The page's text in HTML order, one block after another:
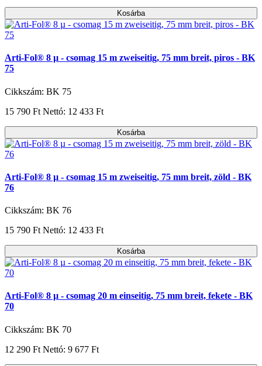
Kosárba
Arti-Fol® 8 µ - csomag 15 m zweiseitig, 75 mm breit, piros - BK
75
Cikkszám: BK 75
15 790 Ft Nettó: 12 433 Ft
Kosárba
Arti-Fol® 8 µ - csomag 15 m zweiseitig, 75 mm breit, zöld - BK
76
Cikkszám: BK 76
15 790 Ft Nettó: 12 433 Ft
Kosárba
Arti-Fol® 8 µ - csomag 20 m einseitig, 75 mm breit, fekete - BK
70
Cikkszám: BK 70
12 290 Ft Nettó: 9 677 Ft